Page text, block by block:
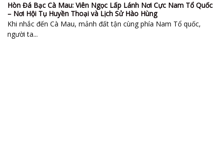
Hòn Đá Bạc Cà Mau: Viên Ngọc Lấp Lánh Nơi Cực Nam Tổ Quốc
– Nơi Hội Tụ Huyền Thoại và Lịch Sử Hào Hùng
Khi nhắc đến Cà Mau, mảnh đất tận cùng phía Nam Tổ quốc,
người ta...